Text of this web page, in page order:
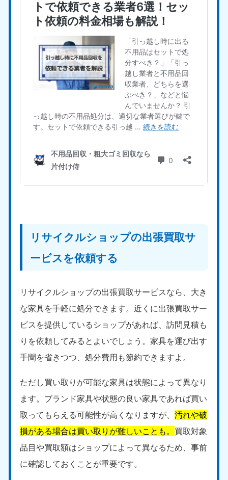
リサイクルショップの出張買取サ
ービスを依頼する
リサイクルショップの出張買取サービスなら、大き
な家具を手軽に処分できます。近くに出張買取サー
ビスを提供しているショップがあれば、訪問見積も
りを依頼してみるとよいでしょう。家具を運び出す
手間を省きつつ、処分費用も節約できますよ。
ただし買い取りが可能な家具は状態によって異なり
ます。ブランド家具や状態の良い家具であれば買い
取ってもらえる可能性が高くなりますが、汚れや破
損がある場合は買い取りが難しいことも。 買取対象
品目や買取額はショップによって異なるため、事前
に確認しておくことが重要です。